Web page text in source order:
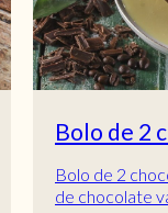
Bolo de 2
Bolo de 2
de chocolate